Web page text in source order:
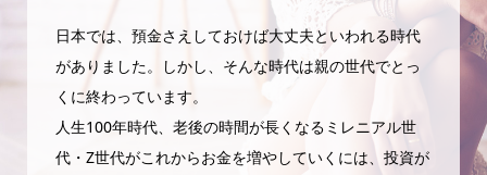
日本では、預金さえしておけば大丈夫といわれる時代
がありました。しかし、そんな時代は親の世代でとっ
くに終わっています。
人生100年時代、老後の時間が長くなるミレニアル世
代・Z世代がこれからお金を増やしていくには、投資が